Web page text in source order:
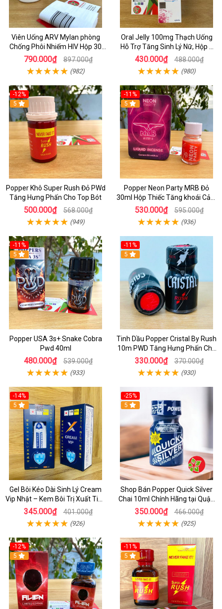
Viên Uống ARV Mylan phòng
Chống Phôi Nhiếm HIV Hộp 30
viên
790.000₫ 897.000₫
(982)
Oral Jelly 100mg Thạch Uống
Hỗ Trợ Tăng Sinh Lý Nữ, Hộp 7
Gói
430.000₫ 488.000₫
(980)
-12%
5
Popper Khô Super Rush Đỏ PWd
Tăng Hưng Phấn Cho Top Bót
500.000₫ 568.000₫
(949)
-11%
5
Popper Neon Party MRB Đỏ
30ml Hộp Thiếc Tăng khoái Cảm
Mạnh Cho Top Bot
530.000₫ 595.000₫
(936)
-11%
5
Popper USA 3s+ Snake Cobra
Pwd 40ml
480.000₫ 539.000₫
(933)
-11%
5
Tinh Dầu Popper Cristal By Rush
10m PWD Tăng Hưng Phấn Cho
Top Bot
330.000₫ 370.000₫
(930)
-14%
5
Gel Bôi Kéo Dài Sinh Lý Cream
Vip Nhật – Kem Bôi Trị Xuất Tinh
Sớm Chính Hãng Cho Nam
345.000₫ 401.000₫
(926)
-25%
5
Shop Bán Popper Quick Silver
Chai 10ml Chính Hãng tại Quận
1 - Kích thích tăng ham muốn
cực mạnh
350.000₫ 466.000₫
(925)
-12%
5
-11%
5